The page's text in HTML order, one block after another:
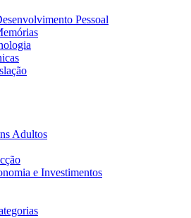
Pessoal
Adultos
e Investimentos